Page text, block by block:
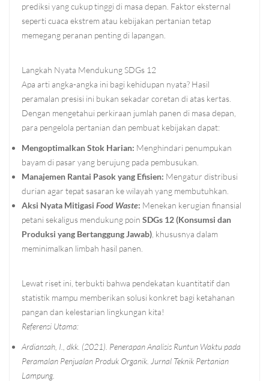
prediksi yang cukup tinggi di masa depan. Faktor eksternal
seperti cuaca ekstrem atau kebijakan pertanian tetap
memegang peranan penting di lapangan.
Langkah Nyata Mendukung SDGs 12
Apa arti angka-angka ini bagi kehidupan nyata? Hasil
peramalan presisi ini bukan sekadar coretan di atas kertas.
Dengan mengetahui perkiraan jumlah panen di masa depan,
para pengelola pertanian dan pembuat kebijakan dapat:
Mengoptimalkan Stok Harian: Menghindari penumpukan
bayam di pasar yang berujung pada pembusukan.
Manajemen Rantai Pasok yang Efisien: Mengatur distribusi
durian agar tepat sasaran ke wilayah yang membutuhkan.
Aksi Nyata Mitigasi Food Waste: Menekan kerugian finansial
petani sekaligus mendukung poin SDGs 12 (Konsumsi dan
Produksi yang Bertanggung Jawab) , khususnya dalam
meminimalkan limbah hasil panen.
Lewat riset ini, terbukti bahwa pendekatan kuantitatif dan
statistik mampu memberikan solusi konkret bagi ketahanan
pangan dan kelestarian lingkungan kita!
Referensi Utama:
Ardiansah, I., dkk. (2021). Penerapan Analisis Runtun Waktu pada
Peramalan Penjualan Produk Organik. Jurnal Teknik Pertanian
Lampung.